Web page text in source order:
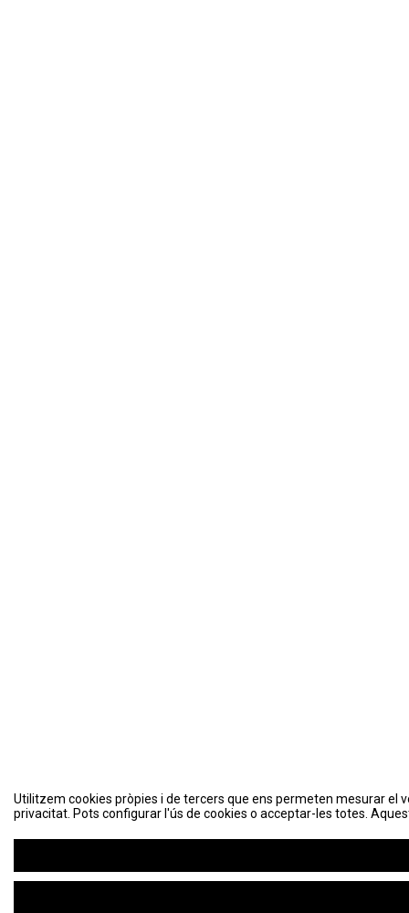
Utilitzem cookies pròpies i de tercers que ens permeten mesurar el
privacitat. Pots configurar l'ús de cookies o acceptar-les totes.